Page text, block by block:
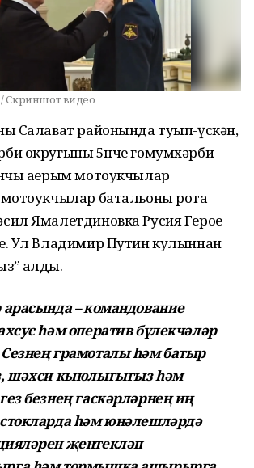
Скриншот видео
Салават районында туып-үскән,
округының 5нче гомумхәрби
аерым мотоукчылар
мотоукчылар батальоны рота
Ямалетдиновка Русия Герое
Ул Владимир Путин кулыннан
алды.
– командование
һәм оператив бүлекчәләр
грамоталы һәм батыр
шәхси кыюлыгыгыз һәм
безнең гаскәрләрнең иң
һәм юнәлешләрдә
җентекләп